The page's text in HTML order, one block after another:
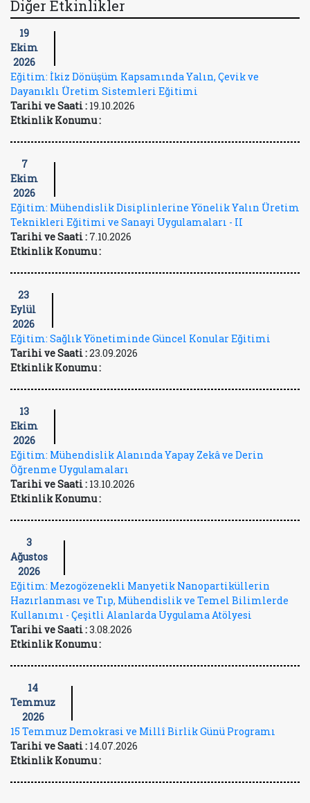
Diğer Etkinlikler
19
Ekim
2026
Eğitim: İkiz Dönüşüm Kapsamında Yalın, Çevik ve
Dayanıklı Üretim Sistemleri Eğitimi
Tarihi ve Saati : 19.10.2026
Etkinlik Konumu :
7
Ekim
2026
Eğitim: Mühendislik Disiplinlerine Yönelik Yalın Üretim
Teknikleri Eğitimi ve Sanayi Uygulamaları - II
Tarihi ve Saati : 7.10.2026
Etkinlik Konumu :
23
Eylül
2026
Eğitim: Sağlık Yönetiminde Güncel Konular Eğitimi
Tarihi ve Saati :23.09.2026
Etkinlik Konumu :
13
Ekim
2026
Eğitim: Mühendislik Alanında Yapay Zekâ ve Derin
Öğrenme Uygulamaları
Tarihi ve Saati : 13.10.2026
Etkinlik Konumu :
3
Ağustos
2026
Eğitim: Mezogözenekli Manyetik Nanopartiküllerin
Hazırlanması ve Tıp, Mühendislik ve Temel Bilimlerde
Kullanımı - Çeşitli Alanlarda Uygulama Atölyesi
Tarihi ve Saati :3.08.2026
Etkinlik Konumu :
14
Temmuz
2026
15 Temmuz Demokrasi ve Millî Birlik Günü Programı
Tarihi ve Saati : 14.07.2026
Etkinlik Konumu :